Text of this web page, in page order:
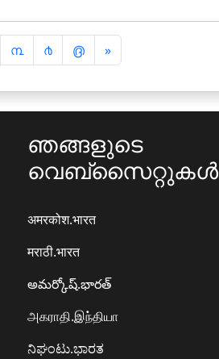
൩ ൪ ൫ »अ
ग
ला
ഞങ്ങളുടെ
വെബ്സൈറ്റുകൾ
अमरकोश.भारत
मराठी.भारत
అమర్కోష్.భారత్
அகராதி.இந்தியா
ನಿಘಂಟು.ಭಾರತ